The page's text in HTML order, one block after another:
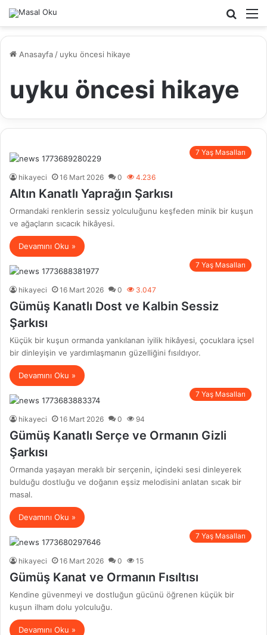
Arama
Anasayfa / uyku öncesi hikaye
uyku öncesi hikaye
7 Yaş Masalları
hikayeci 16 Mart 2026 0 4.236
Altın Kanatlı Yaprağın Şarkısı
Ormandaki renklerin sessiz yolculuğunu keşfeden minik bir kuşun
ve ağaçların sıcacık hikâyesi.
Devamını Oku »
7 Yaş Masalları
hikayeci 16 Mart 2026 0 3.047
Gümüş Kanatlı Dost ve Kalbin Sessiz
Şarkısı
Küçük bir kuşun ormanda yankılanan iyilik hikâyesi, çocuklara içsel
bir dinleyişin ve yardımlaşmanın güzelliğini fısıldıyor.
Devamını Oku »
7 Yaş Masalları
hikayeci 16 Mart 2026 0 94
Gümüş Kanatlı Serçe ve Ormanın Gizli
Şarkısı
Ormanda yaşayan meraklı bir serçenin, içindeki sesi dinleyerek
bulduğu dostluğu ve doğanın eşsiz melodisini anlatan sıcak bir
masal.
Devamını Oku »
7 Yaş Masalları
hikayeci 16 Mart 2026 0 15
Gümüş Kanat ve Ormanın Fısıltısı
Kendine güvenmeyi ve dostluğun gücünü öğrenen küçük bir
kuşun ilham dolu yolculuğu.
Devamını Oku »